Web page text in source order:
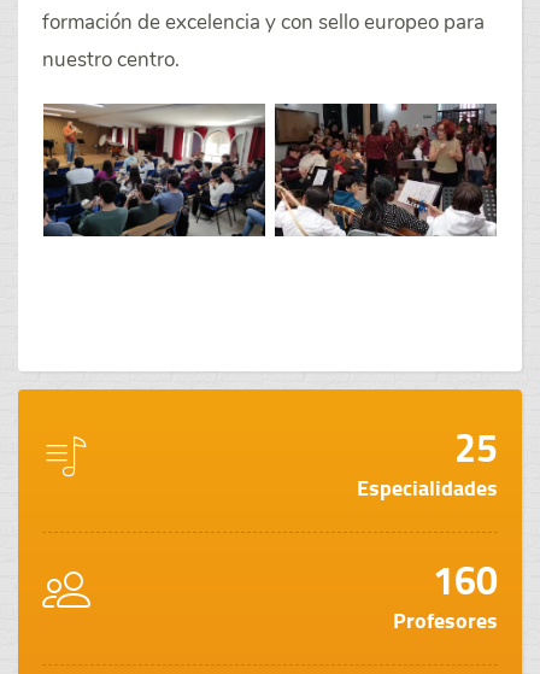
formación de excelencia y con sello europeo para
nuestro centro.
25
Especialidades
160
Profesores